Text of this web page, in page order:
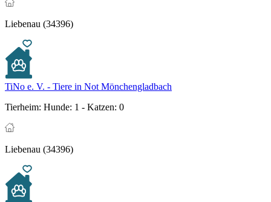
Liebenau (34396)
TiNo e. V. - Tiere in Not Mönchengladbach
Tierheim: Hunde: 1 - Katzen: 0
Liebenau (34396)